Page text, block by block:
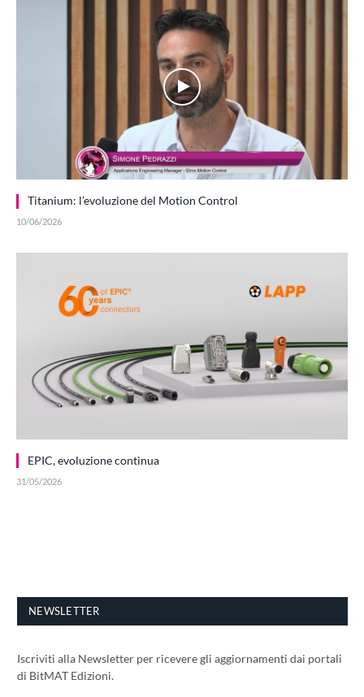
Titanium: l’evoluzione del Motion Control
10/06/2026
EPIC, evoluzione continua
31/05/2026
NEWSLETTER
Iscriviti alla Newsletter per ricevere gli aggiornamenti dai portali
di BitMAT Edizioni.